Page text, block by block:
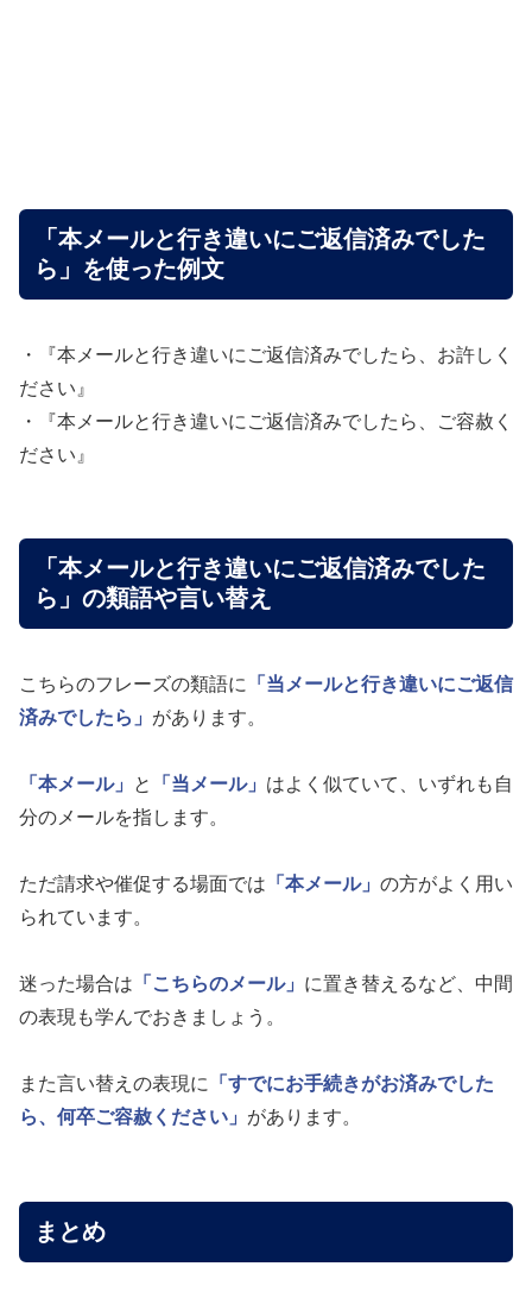
「本メールと行き違いにご返信済みでした
ら」を使った例文
・『本メールと行き違いにご返信済みでしたら、お許しく
ださい』
・『本メールと行き違いにご返信済みでしたら、ご容赦く
ださい』
「本メールと行き違いにご返信済みでした
ら」の類語や言い替え
こちらのフレーズの類語に
「当メールと行き違いにご返信
済みでしたら」 があります。
「本メール」 と 「当メール」 はよく似ていて、いずれも自
分のメールを指します。
ただ請求や催促する場面では 「本メール」 の方がよく用い
られています。
迷った場合は 「こちらのメール」 に置き替えるなど、中間
の表現も学んでおきましょう。
また言い替えの表現に
「すでにお手続きがお済みでした
ら、何卒ご容赦ください」 があります。
まとめ